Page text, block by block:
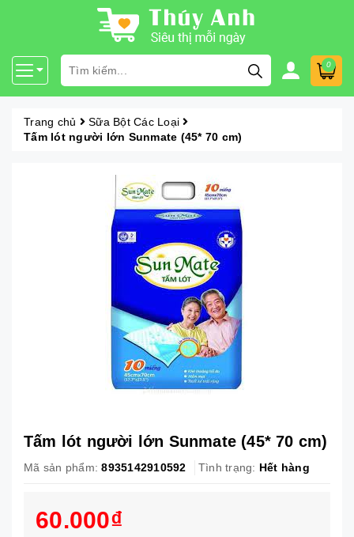
0
Trang chủ
Sữa Bột Các Loại
Tấm lót người lớn Sunmate (45* 70 cm)
Tấm lót người lớn Sunmate (45* 70 cm)
Mã sản phẩm: 8935142910592 Tình trạng: Hết hàng
60.000₫